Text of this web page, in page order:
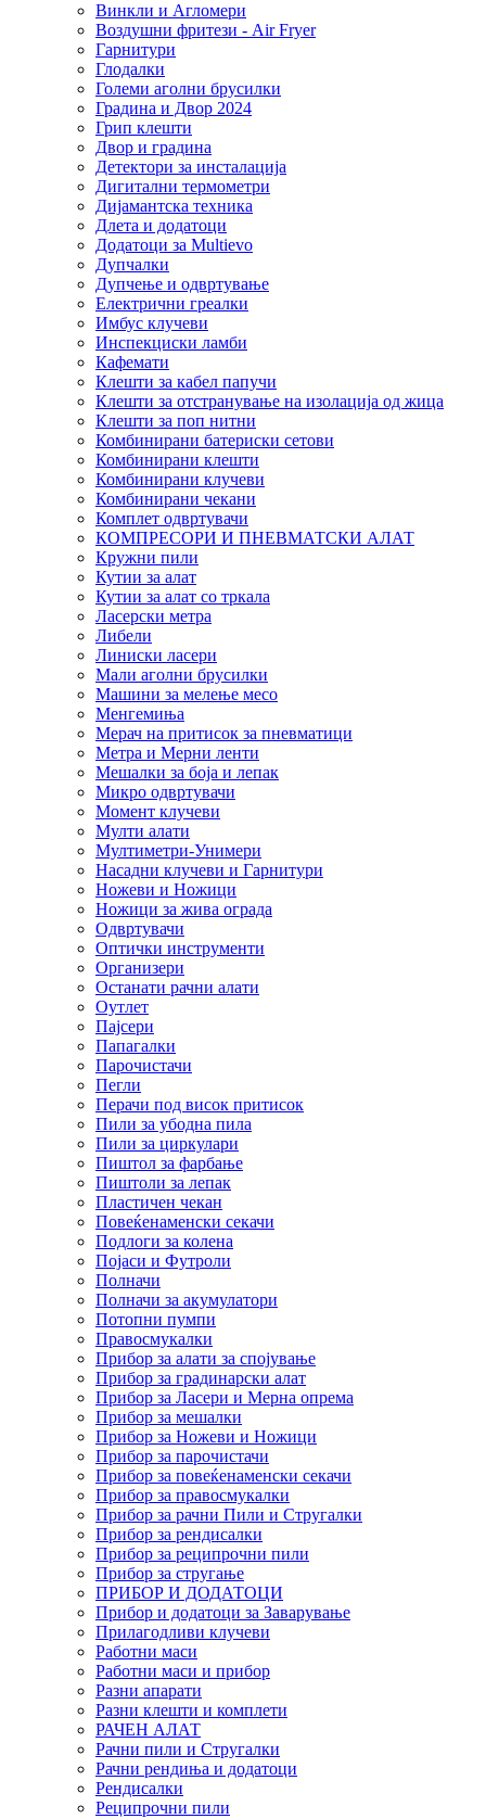
Винкли и Агломери
Воздушни фритези - Air Fryer
Гарнитури
Глодалки
Големи аголни брусилки
Градина и Двор 2024
Грип клешти
Двор и градина
Детектори за инсталација
Дигитални термометри
Дијамантска техника
Длета и додатоци
Додатоци за Multievo
Дупчалки
Дупчење и одвртување
Електрични греалки
Имбус клучеви
Инспекциски ламби
Кафемати
Клешти за кабел папучи
Клешти за отстранување на изолација од жица
Клешти за поп нитни
Комбинирани батериски сетови
Комбинирани клешти
Комбинирани клучеви
Комбинирани чекани
Комплет одвртувачи
КОМПРЕСОРИ И ПНЕВМАТСКИ АЛАТ
Кружни пили
Кутии за алат
Кутии за алат со тркала
Ласерски метра
Либели
Линиски ласери
Мали аголни брусилки
Машини за мелење месо
Менгемиња
Мерач на притисок за пневматици
Метра и Мерни ленти
Мешалки за боја и лепак
Микро одвртувачи
Момент клучеви
Мулти алати
Мултиметри-Унимери
Насадни клучеви и Гарнитури
Ножеви и Ножици
Ножици за жива ограда
Одвртувачи
Оптички инструменти
Организери
Останати рачни алати
Оутлет
Пајсери
Папагалки
Парочистачи
Пегли
Перачи под висок притисок
Пили за убодна пила
Пили за циркулари
Пиштол за фарбање
Пиштоли за лепак
Пластичен чекан
Повеќенаменски секачи
Подлоги за колена
Појаси и Футроли
Полначи
Полначи за акумулатори
Потопни пумпи
Правосмукалки
Прибор за алати за спојување
Прибор за градинарски алат
Прибор за Ласери и Мерна опрема
Прибор за мешалки
Прибор за Ножеви и Ножици
Прибор за парочистачи
Прибор за повеќенаменски секачи
Прибор за правосмукалки
Прибор за рачни Пили и Стругалки
Прибор за рендисалки
Прибор за реципрочни пили
Прибор за стругање
ПРИБОР И ДОДАТОЦИ
Прибор и додатоци за Заварување
Прилагодливи клучеви
Работни маси
Работни маси и прибор
Разни апарати
Разни клешти и комплети
РАЧЕН АЛАТ
Рачни пили и Стругалки
Рачни рендиња и додатоци
Рендисалки
Реципрочни пили